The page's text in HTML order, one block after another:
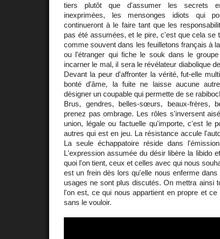
tiers plutôt que d'assumer les secrets
inexprimées, les mensonges idiots qui
continueront à le faire tant que les
pas été assumées, et le pire, c'est que cela se
comme souvent dans les feuilletons français à
ou l'étranger qui fiche le souk dans le
incarner le mal, il sera le révélateur diabolique
Devant la peur d'affronter la vérité, fut-elle
bonté d'âme, la fuite ne laisse aucune
désigner un coupable qui permette de se
Brus, gendres, belles-sœurs, beaux-frères,
prenez pas ombrage. Les rôles s'inversent
union, légale ou factuelle qu'importe, c'est le
autres qui est en jeu. La résistance accule
La seule échappatoire réside dans
L'expression assumée du désir libère la libido
quoi l'on tient, ceux et celles avec qui nous
est un frein dès lors qu'elle nous enferme
usages ne sont plus discutés. On mettra ainsi
l'on est, ce qui nous appartient en propre et
sans le vouloir.